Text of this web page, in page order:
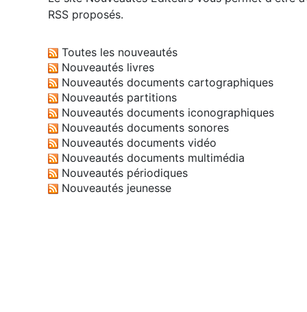
RSS proposés.
Toutes les nouveautés
Nouveautés livres
Nouveautés documents cartographiques
Nouveautés partitions
Nouveautés documents iconographiques
Nouveautés documents sonores
Nouveautés documents vidéo
Nouveautés documents multimédia
Nouveautés périodiques
Nouveautés jeunesse